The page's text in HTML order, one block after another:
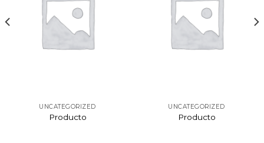
UNCATEGORIZED
Producto
UNCATEGORIZED
Producto